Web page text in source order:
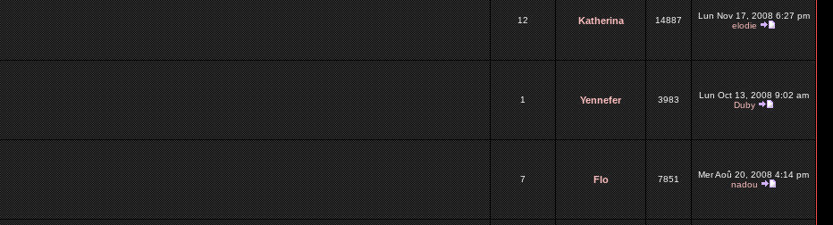
12 Katherina 14887
Lun Nov 17, 2008 6:27 pm
elodie
1 Yennefer 3983
Lun Oct 13, 2008 9:02 am
Duby
7 Flo 7851
Mer Aoû 20, 2008 4:14 pm
nadou